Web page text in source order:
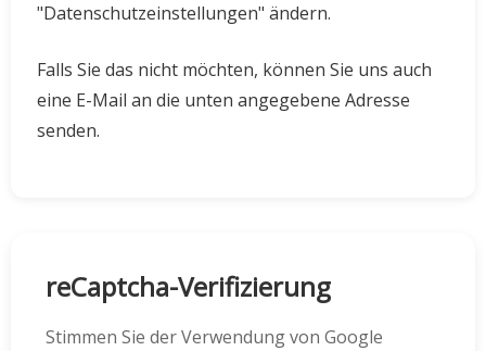
"Datenschutzeinstellungen" ändern.
Falls Sie das nicht möchten, können Sie uns auch
eine E-Mail an die unten angegebene Adresse
senden.
reCaptcha-Verifizierung
Stimmen Sie der Verwendung von Google